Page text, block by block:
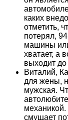
каких
отметить,
потерял,
машины
хватает, а
выходит
Виталий,
для жены,
мужская.
смущает